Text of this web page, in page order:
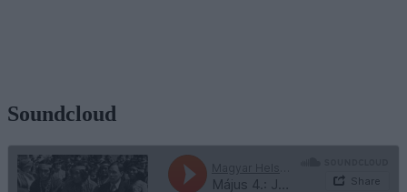
Soundcloud